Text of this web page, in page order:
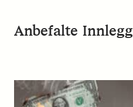
Anbefalte Innlegg